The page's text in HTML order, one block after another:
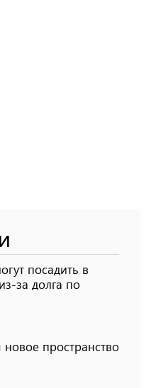
посадить в
за долга по
новое пространство